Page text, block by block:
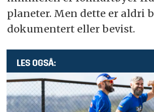
planeter. Men dette er aldri
dokumentert eller bevist.
LES OGSÅ: